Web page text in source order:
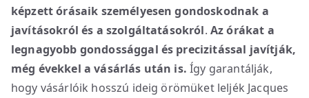
képzett órásaik személyesen gondoskodnak a
javításokról és a szolgáltatásokról. Az órákat a
legnagyobb gondossággal és precizitással javítják,
még évekkel a vásárlás után is. Így garantálják,
hogy vásárlóik hosszú ideig örömüket leljék Jacques